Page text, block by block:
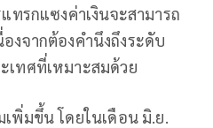
ทรกแซงค่าเงินจะสามารถ
งจากต้องคำนึงถึงระดับ
เทศที่เหมาะสมด้วย
พิ่มขึ้น โดยในเดือน มิ.ย.